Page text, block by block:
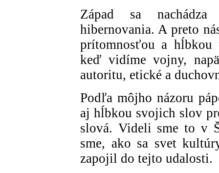
Západ sa
hibernovania. A preto
prítomnosťou a hĺbkou
keď vidíme vojny,
autoritu, etické a
Podľa môjho názoru
aj hĺbkou svojich slov
slová. Videli sme to v
sme, ako sa svet
zapojil do tejto udalosti.